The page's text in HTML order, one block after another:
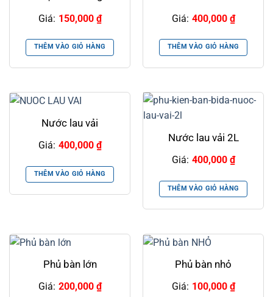
Giá: 150,000 ₫
THÊM VÀO GIỎ HÀNG
Giá: 400,000 ₫
THÊM VÀO GIỎ HÀNG
Nước lau vải
Giá: 400,000 ₫
THÊM VÀO GIỎ HÀNG
Nước lau vải 2L
Giá: 400,000 ₫
THÊM VÀO GIỎ HÀNG
Phủ bàn lớn
Giá: 200,000 ₫
Phủ bàn nhỏ
Giá: 100,000 ₫